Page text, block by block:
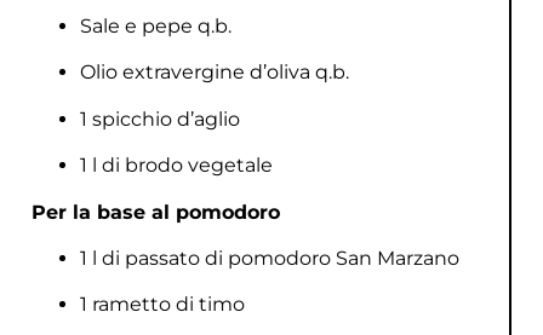
Sale e pepe q.b.
Olio extravergine d’oliva q.b.
1 spicchio d’aglio
1 l di brodo vegetale
Per la base al pomodoro
1 l di passato di pomodoro San Marzano
1 rametto di timo